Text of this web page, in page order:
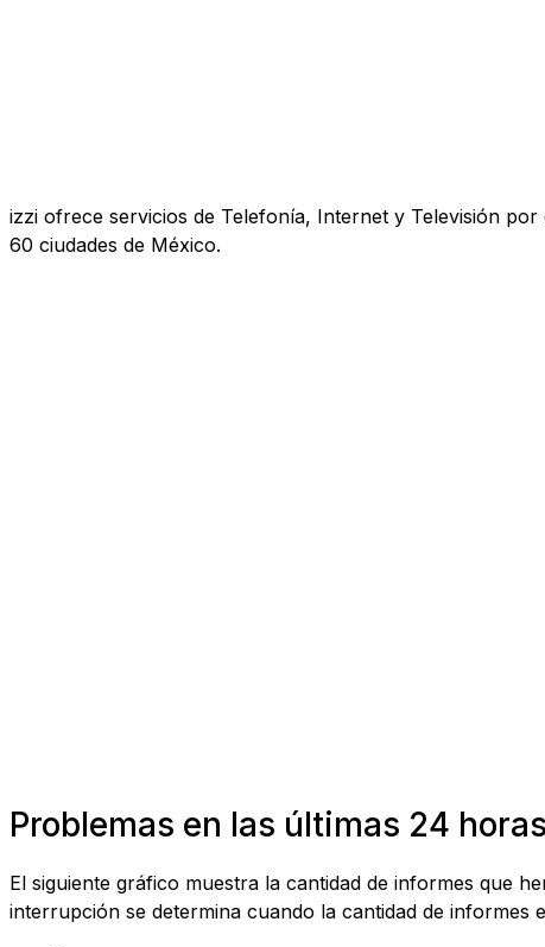
izzi ofrece servicios de Telefonía, Internet y Televisión
60 ciudades de México.
Problemas en las últimas 24
El siguiente gráfico muestra la cantidad de informes que
interrupción se determina cuando la cantidad de